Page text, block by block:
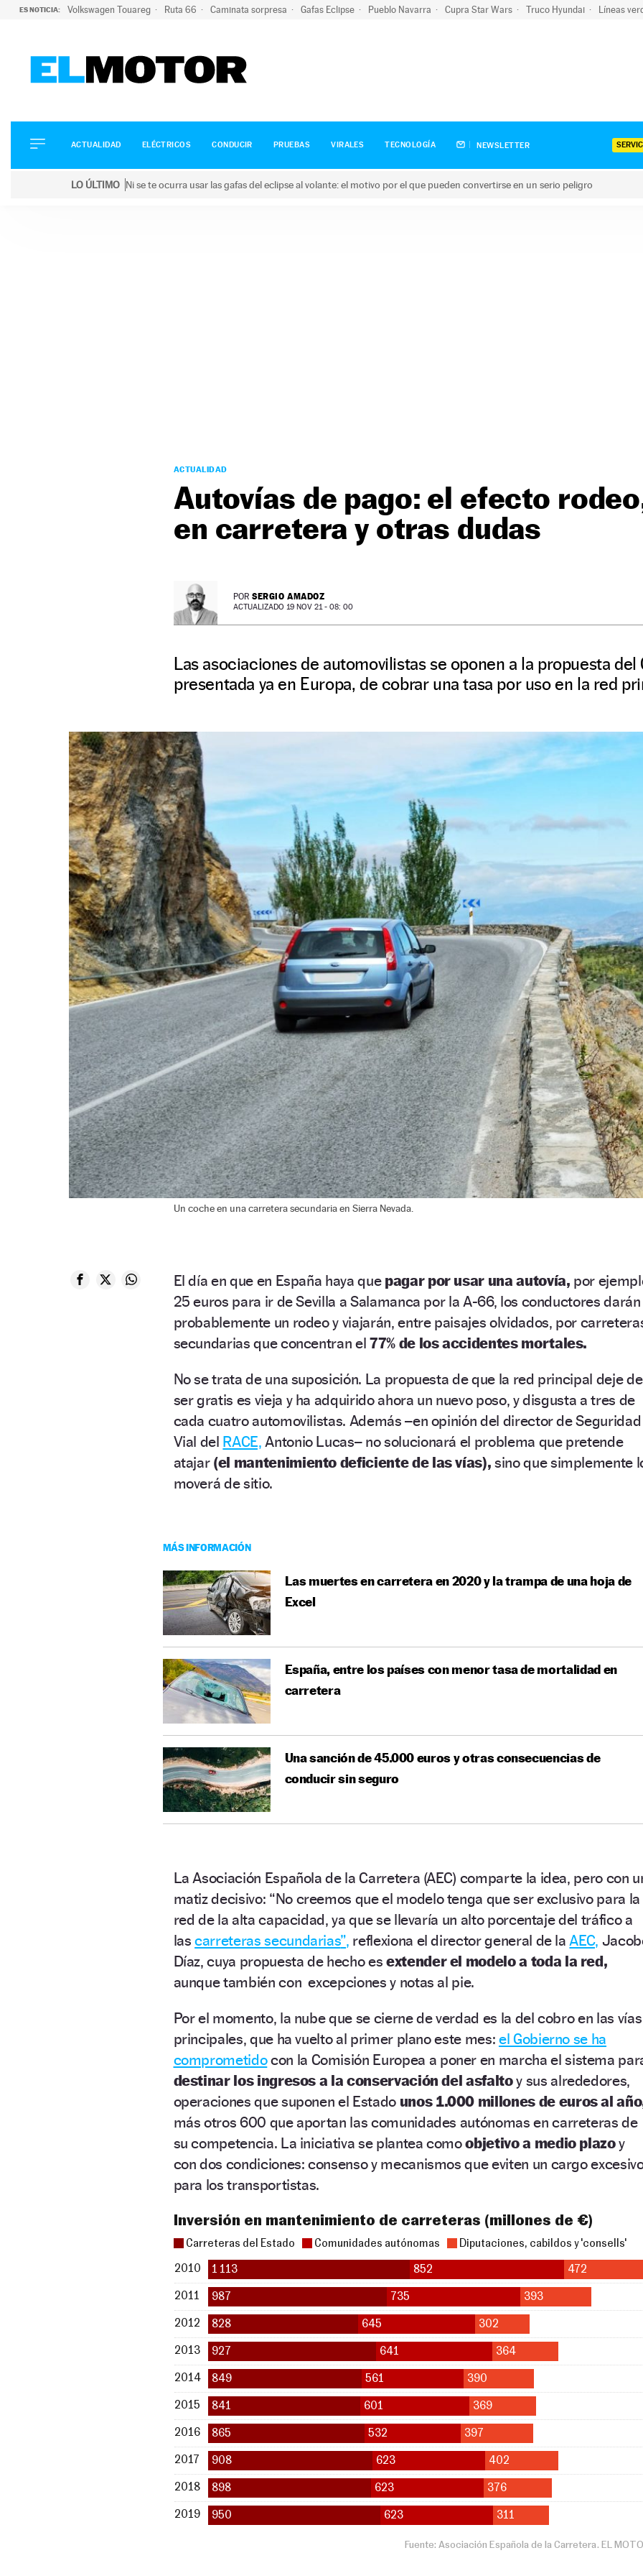
ES NOTICIA: Volkswagen Touareg Ruta 66 Caminata sorpresa Gafas Eclipse Pueblo Navarra Cupra Star Wars Truco Hyundai Líneas
ELÉCTRICOS
CONDUCIR
ACTUALIDAD ELÉCTRICOS CONDUCIR PRUEBAS VIRALES TECNOLOGÍA NEWSLETTER
LO ÚLTIMO Ni se te ocurra usar las gafas del eclipse al volante: el motivo por el que pueden convertirse en un serio peligro
ACTUALIDAD
Autovías de pago: el efecto
en carretera y otras dudas
POR SERGIO AMADOZ
ACTUALIZADO 19 NOV 21 - 08: 00
Las asociaciones de automovilistas se oponen a la propuesta del
presentada ya en Europa, de cobrar una tasa por uso en la red
Un coche en una carretera secundaria en Sierra Nevada.
El día en que en España haya que pagar por usar una autovía, por
25 euros para ir de Sevilla a Salamanca por la A-66, los conductores darán
probablemente un rodeo y viajarán, entre paisajes olvidados, por
secundarias que concentran el 77% de los accidentes mortales.
No se trata de una suposición. La propuesta de que la red principal deje de
ser gratis es vieja y ha adquirido ahora un nuevo poso, y disgusta a tres de
cada cuatro automovilistas. Además –en opinión del director de Seguridad
Vial del RACE, Antonio Lucas– no solucionará el problema que pretende
atajar (el mantenimiento deficiente de las vías), sino que simplemente
moverá de sitio.
MÁS INFORMACIÓN
Las muertes en carretera en 2020 y la trampa de una hoja de
Excel
España, entre los países con menor tasa de mortalidad en
carretera
Una sanción de 45.000 euros y otras consecuencias de
conducir sin seguro
La Asociación Española de la Carretera (AEC) comparte la idea, pero con
matiz decisivo: “No creemos que el modelo tenga que ser exclusivo para la
red de la alta capacidad, ya que se llevaría un alto porcentaje del tráfico a
lascarreteras secundarias”, reflexiona el director general de la AEC,
Díaz, cuya propuesta de hecho es extender el modelo a toda la red,
aunque también con excepciones y notas al pie.
Por el momento, la nube que se cierne de verdad es la del cobro en las vías
principales, que ha vuelto al primer plano este mes: el Gobierno se ha
comprometidocon la Comisión Europea a poner en marcha el sistema
destinar los ingresos a la conservación del asfaltoy sus alrededores,
operaciones que suponen el Estado unos 1.000 millones de euros al
más otros 600 que aportan las comunidades autónomas en carreteras de
su competencia. La iniciativa se plantea comoobjetivo a medio plazoy
con dos condiciones: consenso y mecanismos que eviten un cargo
para los transportistas.